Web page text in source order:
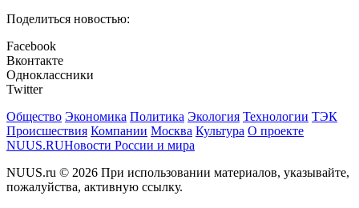
Поделиться новостью:
Facebook
Вконтакте
Одноклассники
Twitter
Общество Экономика Политика Экология Технологии ТЭК
Происшествия Компании Москва Культура О проекте
NUUS.RUНовости России и мира
NUUS.ru © 2026 При использовании материалов, указывайте,
пожалуйства, активную ссылку.